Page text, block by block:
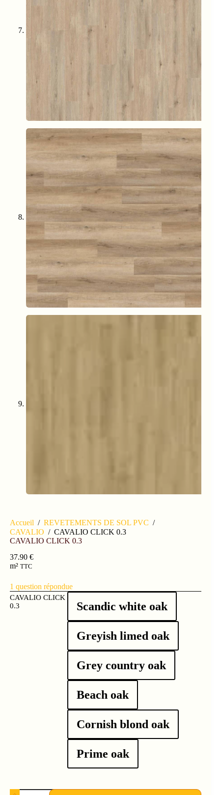
Accueil / REVETEMENTS DE SOL PVC /
CAVALIO / CAVALIO CLICK 0.3
CAVALIO CLICK 0.3
37.90 €
m² TTC
1 question répondue
CAVALIO CLICK
0.3
Scandic white oak
Greyish limed oak
Grey country oak
Beach oak
Cornish blond oak
Prime oak